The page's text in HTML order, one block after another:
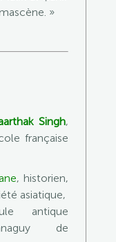
»
Singh,
française
, historien,
asiatique,
antique
de